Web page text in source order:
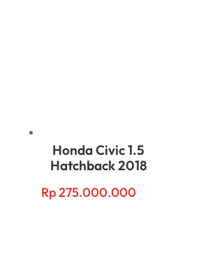
Honda Civic 1.5
Hatchback 2018
Rp275.000.000